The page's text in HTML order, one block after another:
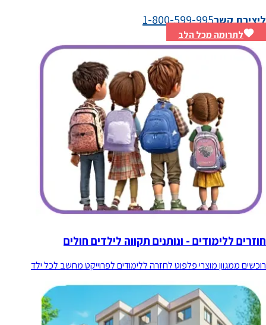
ליצירת קשר1-800-599-995
לתרומה מכל הלב
חוזרים ללימודים - ונותנים תקווה לילדים חולים
רוכשים ממגוון מוצרי פלפוט לחזרה ללימודים לפרוייקט מחשב לכל ילד